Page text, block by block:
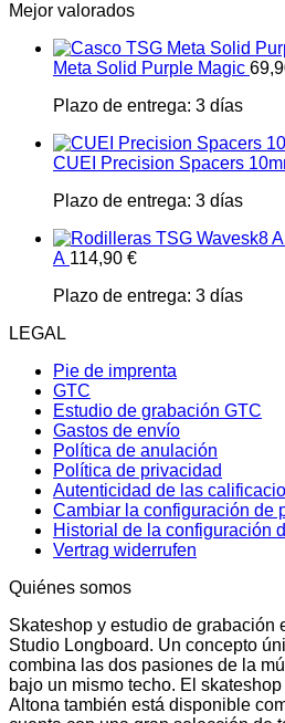
Mejor valorados
Meta Solid Purple Magic
Plazo de entrega: 3 días
CUEI Precision Spacers
Plazo de entrega: 3 días
A 114,90 €
Plazo de entrega: 3 días
LEGAL
Pie de imprenta
GTC
Estudio de grabación GTC
Gastos de envío
Política de anulación
Política de privacidad
Autenticidad de las
Cambiar la configuración de
Historial de la configuración
Vertrag widerrufen
Quiénes somos
Skateshop y estudio de grabación
Studio Longboard. Un concepto
combina las dos pasiones de la
bajo un mismo techo. El
Altona también está disponible